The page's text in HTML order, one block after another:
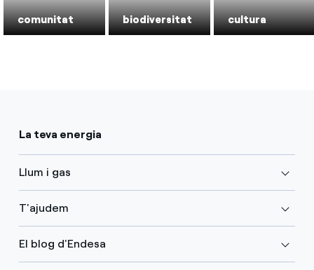
Estafes telefòniques
comunitat biodiversitat cultura
La teva energia
Llum i gas
T'ajudem
El blog d'Endesa